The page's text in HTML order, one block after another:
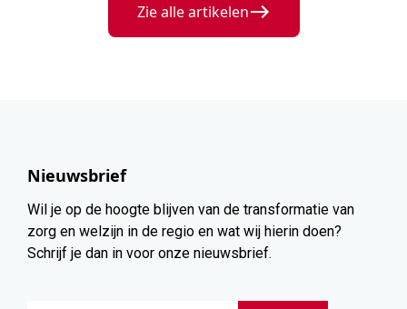
Zie alle artikelen
Nieuwsbrief
Wil je op de hoogte blijven van de transformatie van
zorg en welzijn in de regio en wat wij hierin doen?
Schrijf je dan in voor onze nieuwsbrief.